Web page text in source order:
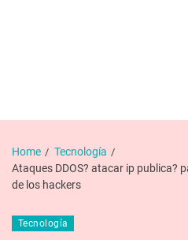
Home
Tecnología
Ataques DDOS? atacar ip publica?
de los hackers
Tecnología